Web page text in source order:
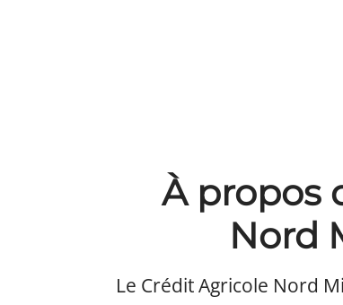
À propos
Nord
Le Crédit Agricole Nord